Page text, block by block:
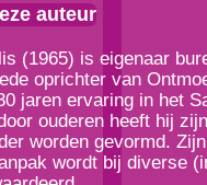
auteur
(1965) is eigenaar
oprichter van
jaren ervaring in het
ouderen heeft hij
worden gevormd.
wordt bij diverse